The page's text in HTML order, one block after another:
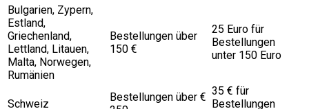
Bulgarien, Zypern,
Estland,
Griechenland,
Lettland, Litauen,
Malta, Norwegen,
Rumänien
Bestellungen über
150 €
25 Euro für
Bestellungen
unter 150 Euro
Schweiz
Bestellungen über € 35 € für
Bestellungen